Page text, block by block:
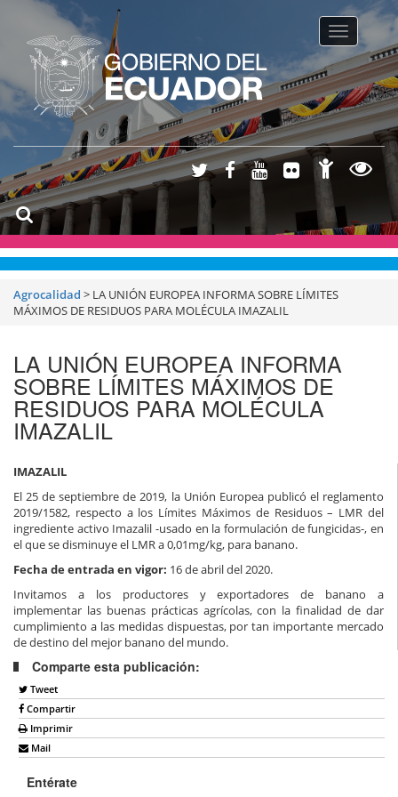
Toggle
Agrocalidad > LA UNIÓN EUROPEA INFORMA SOBRE LÍMITES
MÁXIMOS DE RESIDUOS PARA MOLÉCULA IMAZALIL
LA UNIÓN EUROPEA INFORMA
SOBRE LÍMITES MÁXIMOS DE
RESIDUOS PARA MOLÉCULA
IMAZALIL
IMAZALIL
El 25 de septiembre de 2019, la Unión Europea publicó el reglamento
2019/1582, respecto a los Límites Máximos de Residuos – LMR del
ingrediente activo Imazalil -usado en la formulación de fungicidas-, en
el que se disminuye el LMR a 0,01mg/kg, para banano.
Fecha de entrada en vigor: 16 de abril del 2020.
Invitamos a los productores y exportadores de banano a
implementar las buenas prácticas agrícolas, con la finalidad de dar
cumplimiento a las medidas dispuestas, por tan importante mercado
de destino del mejor banano del mundo.
Comparte esta publicación:
Tweet
Compartir
Imprimir
Mail
Entérate